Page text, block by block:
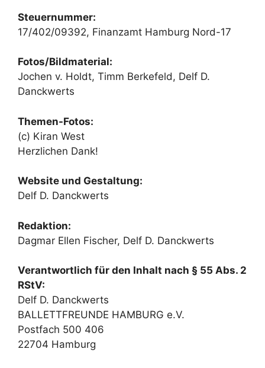
Steuernummer:
17/402/09392, Finanzamt Hamburg Nord-17
Fotos/Bildmaterial:
Jochen v. Holdt, Timm Berkefeld, Delf D.
Danckwerts
Themen-Fotos:
(c) Kiran West
Herzlichen Dank!
Website und Gestaltung:
Delf D. Danckwerts
Redaktion:
Dagmar Ellen Fischer, Delf D. Danckwerts
Verantwortlich für den Inhalt nach § 55 Abs. 2
RStV:
Delf D. Danckwerts
BALLETTFREUNDE HAMBURG e.V.
Postfach 500 406
22704 Hamburg